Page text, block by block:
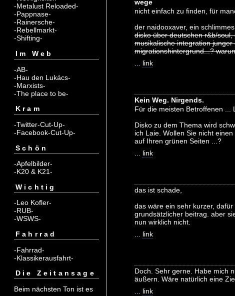
-Metalust Reloaded-
-Pappnase-
-Rainersche-
-Rebellmarkt-
-Shifting-
Im Web
-AB-
-Hau den Lukács-
-Marxists-
-The place to be-
Kram
-Twitter-Cut-Up-
-Facebook-Cut-Up-
Schön
-Apfelbilder-
-K20 & K21-
Wichtig
-Leo Kofler-
-RUB-
-WSWS-
Fahrrad
-Fahrrad-
-Klassikerausfahrt-
Die Zeitansage
Beim nächsten Ton ist es
wege
nicht einfach zu finden, für
der naidooxaver, ein schlimmes
disko über deutschen r&b/
musikalische integration junger
migrationshintergrund...?
link
Kein Weg. Nirgends.
Für die meisten Betroffenen ...
Disko zu dem Thema wird
ich Laie. Wollen Sie nicht
auf Ihren grünen Seiten ...?
link
das ist schade,
das wäre ein sehr kurzer,
grundsätzlicher beitrag. aber
nun wirklich nicht.
link
Doch. Sehr gerne. Habe mich
äußern. Wäre natürlich eine
link